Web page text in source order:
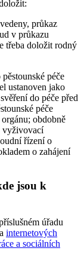
průkaz
v průkazu
třeba doložit rodný
péče
ustanoven jako
do péče před
péče
obdobně
vyživovací
řízení o
o zahájení
jsou k
úřadu
internetových
a sociálních